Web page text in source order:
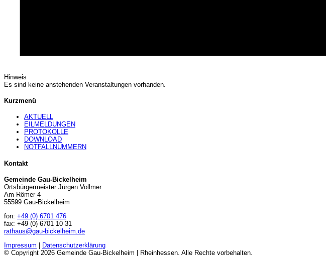
Hinweis
Es sind keine anstehenden Veranstaltungen vorhanden.
Kurzmenü
AKTUELL
EILMELDUNGEN
PROTOKOLLE
DOWNLOAD
NOTFALLNUMMERN
Kontakt
Gemeinde Gau-Bickelheim
Ortsbürgermeister Jürgen Vollmer
Am Römer 4
55599 Gau-Bickelheim
fon: +49 (0) 6701 476
fax: +49 (0) 6701 10 31
rathaus@gau-bickelheim.de
Impressum
Datenschutzerklärung
© Copyright 2026 Gemeinde Gau-Bickelheim | Rheinhessen. Alle Rechte vorbehalten.